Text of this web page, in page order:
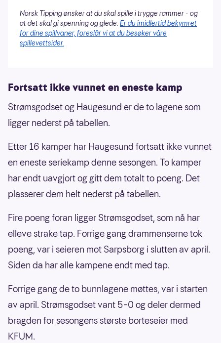
Norsk Tipping ønsker at du skal spille i trygge rammer - og
at det skal gi spenning og glede. Er du imidlertid bekymret
for dine spillvaner, foreslår vi at du besøker våre
spillevettsider.
Fortsatt ikke vunnet en eneste kamp
Strømsgodset og Haugesund er de to lagene som
ligger nederst på tabellen.
Etter 16 kamper har Haugesund fortsatt ikke vunnet
en eneste seriekamp denne sesongen. To kamper
har endt uavgjort og gitt dem totalt to poeng. Det
plasserer dem helt nederst på tabellen.
Fire poeng foran ligger Strømsgodset, som nå har
elleve strake tap. Forrige gang drammenserne tok
poeng, var i seieren mot Sarpsborg i slutten av april.
Siden da har alle kampene endt med tap.
Forrige gang de to bunnlagene møttes, var i starten
av april. Strømsgodset vant 5–0 og deler dermed
bragden for sesongens største borteseier med
KFUM.